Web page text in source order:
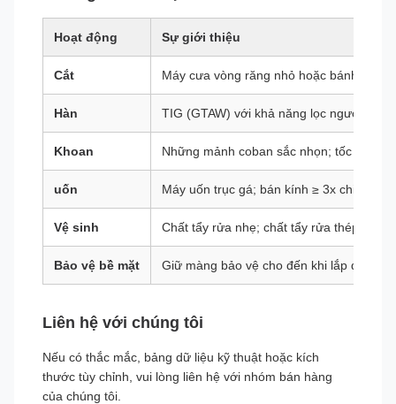
Hoạt động Sự giới thiệu
Cắt Máy cưa vòng răng nhỏ hoặc bánh xe
Hàn TIG (GTAW) với khả năng lọc ngược; sử
Khoan Những mảnh coban sắc nhọn; tốc độ
uốn Máy uốn trục gá; bán kính ≥ 3x chiều
Vệ sinh Chất tẩy rửa nhẹ; chất tẩy rửa thép
Bảo vệ bề mặt Giữ màng bảo vệ cho đến khi lắp đặt lần
Liên hệ với chúng tôi
Nếu có thắc mắc, bảng dữ liệu kỹ thuật hoặc kích
thước tùy chỉnh, vui lòng liên hệ với nhóm bán hàng
của chúng tôi.